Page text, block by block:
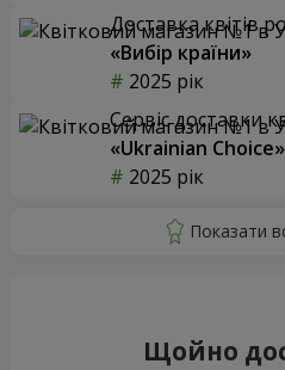
Доставка квітів
«Вибір країни»
2025 рік
Сервіс доставки
«Ukrainian Choice»
2025 рік
Щойно